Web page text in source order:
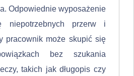
Odpowiednie wyposażenie
niepotrzebnych przerw i
pracownik może skupić się
bez szukania
takich jak długopis czy